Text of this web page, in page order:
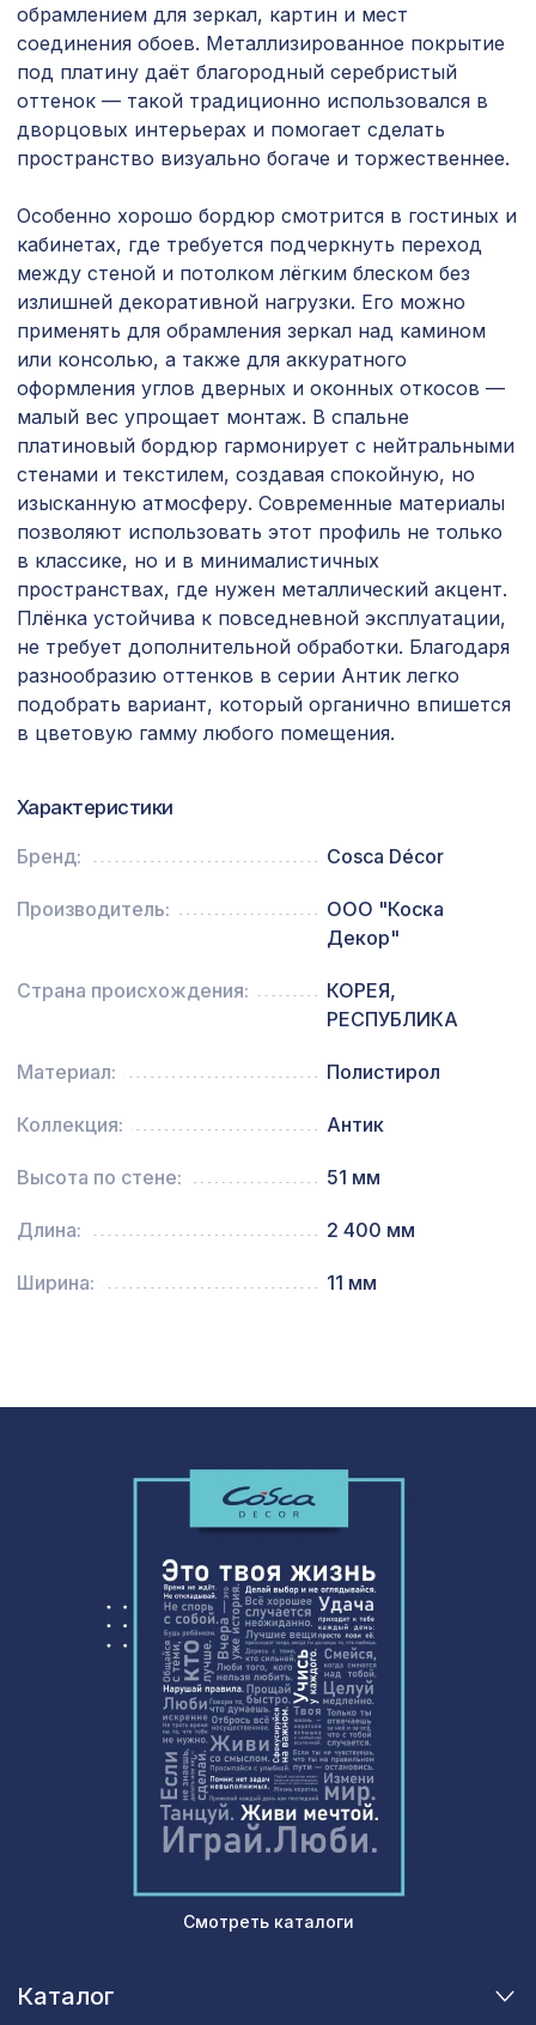
Натуральные обои Cosca Сантьяго,
0,91 x 10 м
Экран для радиатора, FRESA, рамка
1200х600мм, рисунок Цветы, дуб
серый
3157 ₽
для балки 200х130мм дуб темный,
Карниз KX012, 80х80, 2000мм,
Экополимер/20
1145 ₽
для балки 150х120мм без отделки,
консоль классика
180мм/200мм (40х1000мм), серебро
1220 ₽
Декоративная доска, 200х30мм,
2,0м, белый
Профиль угловой внутренний,
черепаха, бамбук 1850х16х16 мм
257 ₽
Перфорированная потолочная плита
ДАМАСКО КАРЕ, 595х595мм, ХДФ,
385 ₽
Перфорированная потолочная плита
РОМАНИКО ФИОРОНЕ, 595х595мм,
760 ₽
Экополимер/6
Перфорированная панель КВАДРО
8-28, 2790х1020мм, ХДФ, венге
плитки 42х42 см
махагон
обрамлением для зеркал, картин и мест
соединения обоев. Металлизированное покрытие
под платину даёт благородный серебристый
оттенок — такой традиционно использовался в
дворцовых интерьерах и помогает сделать
пространство визуально богаче и торжественнее.
Особенно хорошо бордюр смотрится в гостиных и
кабинетах, где требуется подчеркнуть переход
между стеной и потолком лёгким блеском без
излишней декоративной нагрузки. Его можно
применять для обрамления зеркал над камином
или консолью, а также для аккуратного
оформления углов дверных и оконных откосов —
малый вес упрощает монтаж. В спальне
платиновый бордюр гармонирует с нейтральными
стенами и текстилем, создавая спокойную, но
изысканную атмосферу. Современные материалы
позволяют использовать этот профиль не только
в классике, но и в минималистичных
пространствах, где нужен металлический акцент.
Плёнка устойчива к повседневной эксплуатации,
не требует дополнительной обработки. Благодаря
разнообразию оттенков в серии Антик легко
подобрать вариант, который органично впишется
в цветовую гамму любого помещения.
Характеристики
Бренд: Cosca Décor
Производитель:
ООО "Коска
Декор"
Страна происхождения:
КОРЕЯ,
РЕСПУБЛИКА
Материал: Полистирол
Коллекция: Антик
Высота по стене: 51 мм
Длина: 2 400 мм
Ширина: 11 мм
Смотреть каталоги
Каталог